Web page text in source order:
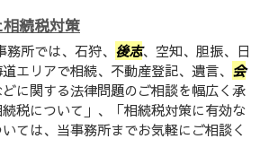
続税対策
所では、石狩、 後志、空知、胆振、日
エリアで相続、不動産登記、遺言、 会
に関する法律問題のご相談を幅広く承
税について」、「相続税対策に有効な
ては、当事務所までお気軽にご相談く